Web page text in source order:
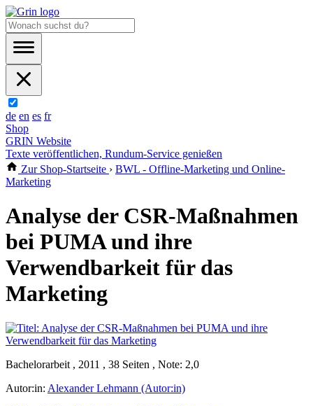
de en es fr
Shop
GRIN Website
Texte veröffentlichen, Rundum-Service genießen
Zur Shop-Startseite › BWL - Offline-Marketing und Online-
Marketing
Analyse der CSR-Maßnahmen
bei PUMA und ihre
Verwendbarkeit für das
Marketing
Bachelorarbeit , 2011 , 38 Seiten , Note: 2,0
Autor:in: Alexander Lehmann (Autor:in)